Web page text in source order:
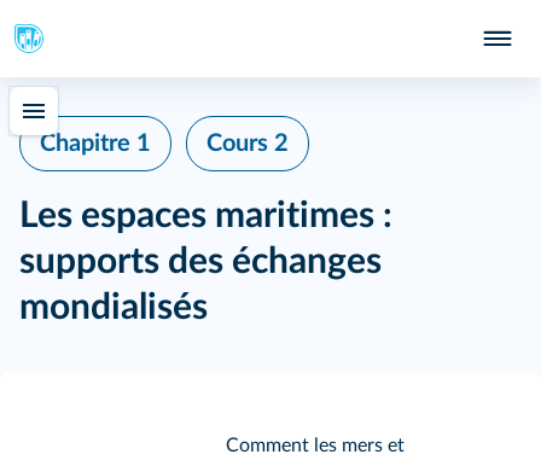
Chapitre 1 Cours 2
Les espaces maritimes :
supports des échanges
mondialisés
Comment les mers et